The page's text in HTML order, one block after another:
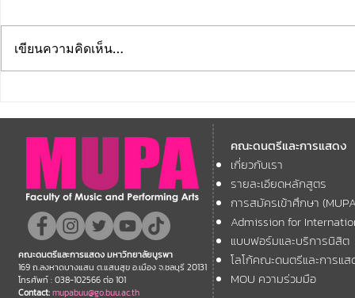
เก่าทุกรุ่น ทุกยุค ร่วมงาน BUU
ALUMNI CONCERT 2026
คอนเสิร์ตการกุศล คืนสู่เหย้า
ศิษย์เก่าเทา-ทอง
และผู้ที่รักใ
สัมผัสความ
"SEA WIND
เขียนความคิดเห็น…
คณะดนตรีและการแสดง
เกี่ยวกับเรา
รายละเอียดหลักสูตร
การสมัครเข้าศึกษา
Admission for
แบบฟอร์มและบริการนิสิต
โลโก้คณะดนตรีและการแส
MOU ความร่วมมือ
คณะดนตรีและการแสดง มหาวิทยาลัยบูรพา
169 ถ.ลงหาดบางแสน ต.แสนสุข อ.เมือง จ.ชลบุรี 20131
โทรศัพท์ : 038-102566 ต่อ 101
Contact:mupabuu@go.buu.ac.th